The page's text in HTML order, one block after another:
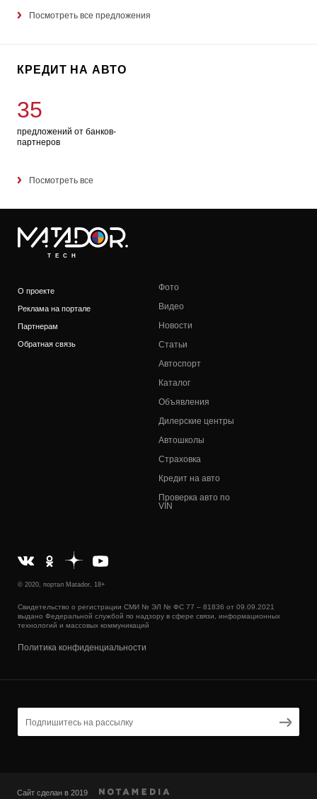
Посмотреть все предложения
КРЕДИТ НА АВТО
35
предложений от банков-
партнеров
Посмотреть все
TECH
О проекте
Реклама на портале
Партнерам
Обратная связь
Фото
Видео
Новости
Статьи
Автоспорт
Каталог
Объявления
Дилерские центры
Автошколы
Страховка
Кредит на авто
Проверка авто по
VIN
© 2020, портал Matador, 18+
Свидетельство о регистрации СМИ № ЭЛ № ФС 77 – 81836 от 09.09.2021
выдано Федеральной службой по надзору в сфере связи, информационных
технологий и массовых коммуникаций
Политика конфиденциальности
Сайт сделан в 2019